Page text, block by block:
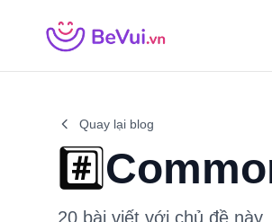
Quay lại blog
#️⃣
20 bài viết với chủ đề này